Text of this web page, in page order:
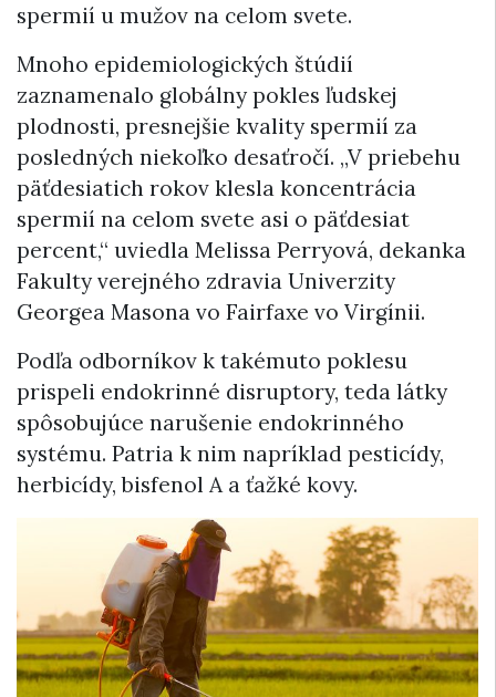
spermií u mužov na celom svete.
Mnoho epidemiologických štúdií
zaznamenalo globálny pokles ľudskej
plodnosti, presnejšie kvality spermií za
posledných niekoľko desaťročí. „V priebehu
päťdesiatich rokov klesla koncentrácia
spermií na celom svete asi o päťdesiat
percent,“ uviedla Melissa Perryová, dekanka
Fakulty verejného zdravia Univerzity
Georgea Masona vo Fairfaxe vo Virgínii.
Podľa odborníkov k takémuto poklesu
prispeli endokrinné disruptory, teda látky
spôsobujúce narušenie endokrinného
systému. Patria k nim napríklad pesticídy,
herbicídy, bisfenol A a ťažké kovy.